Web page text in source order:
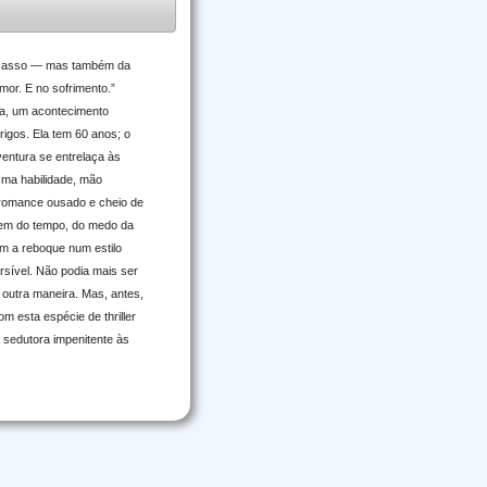
— mas também da
E no sofrimento.”
um acontecimento
Ela tem 60 anos; o
se entrelaça às
habilidade, mão
ousado e cheio de
do tempo, do medo da
a reboque num estilo
Não podia mais ser
maneira. Mas, antes,
esta espécie de thriller
impenitente às